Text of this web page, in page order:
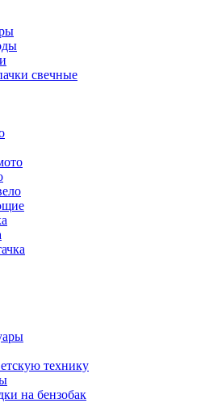
свечные
технику
на бензобак